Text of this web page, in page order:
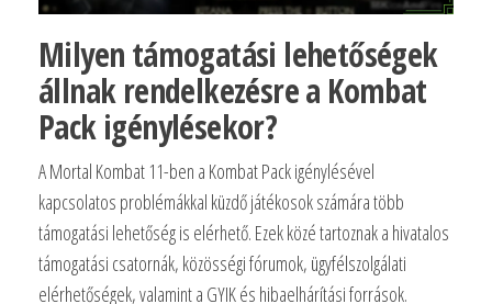
Milyen támogatási lehetőségek
állnak rendelkezésre a Kombat
Pack igénylésekor?
A Mortal Kombat 11-ben a Kombat Pack igénylésével
kapcsolatos problémákkal küzdő játékosok számára több
támogatási lehetőség is elérhető. Ezek közé tartoznak a hivatalos
támogatási csatornák, közösségi fórumok, ügyfélszolgálati
elérhetőségek, valamint a GYIK és hibaelhárítási források.